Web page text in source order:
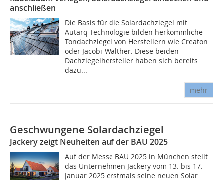
anschließen
Die Basis für die Solardachziegel mit
Autarq-Technologie bilden herkömmliche
Tondachziegel von Herstellern wie Creaton
oder Jacobi-Walther. Diese beiden
Dachziegelhersteller haben sich bereits
dazu...
mehr
Geschwungene Solardachziegel
Jackery zeigt Neuheiten auf der BAU 2025
Auf der Messe BAU 2025 in München stellt
das Unternehmen Jackery vom 13. bis 17.
Januar 2025 erstmals seine neuen Solar